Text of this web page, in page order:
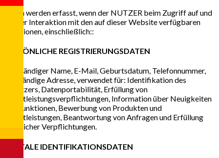
Daten werden erfasst, wenn der NUTZER beim Zugriff auf und
bei der Interaktion mit den auf dieser Website verfügbaren
Funktionen, einschließlich::
PERSÖNLICHE REGISTRIERUNGSDATEN
Vollständiger Name, E-Mail, Geburtsdatum, Telefonnummer,
vollständige Adresse, verwendet für: Identifikation des
Benutzers, Datenportabilität, Erfüllung von
Dienstleistungsverpflichtungen, Information über Neuigkeiten
und Funktionen, Bewerbung von Produkten und
Dienstleistungen, Beantwortung von Anfragen und Erfüllung
rechtlicher Verpflichtungen.
DIGITALE IDENTIFIKATIONSDATEN